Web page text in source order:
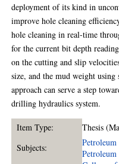
deployment of its kind in
improve hole cleaning
hole cleaning in real-time
for the current bit depth
on the cutting and slip
size, and the mud weight
approach can serve a step
drilling hydraulics system.
Item Type:
Thesis
Subjects:
Petroleum
Petroleum